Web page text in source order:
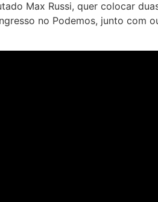
Max Russi, quer colocar
no Podemos, junto com